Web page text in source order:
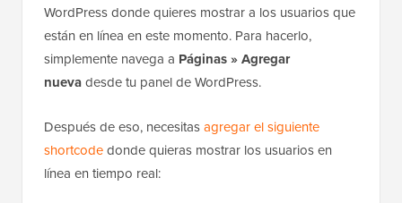
WordPress donde quieres mostrar a los usuarios que
están en línea en este momento. Para hacerlo,
simplemente navega a Páginas » Agregar
nuevadesde tu panel de WordPress.
Después de eso, necesitasagregar el siguiente
shortcodedonde quieras mostrar los usuarios en
línea en tiempo real: